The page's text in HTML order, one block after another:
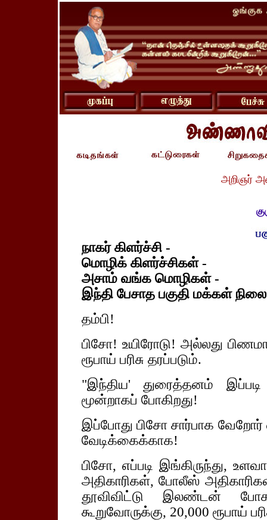
அறிஞர்
நாகர் கிளர்ச்சி -
மொழிக் கிளர்ச்சிகள் -
அசாம் வங்க மொழிகள் -
இந்தி பேசாத பகுதி மக்கள் நிலை
தம்பி!
பிசோ! உயிரோடு! அல்லது
ரூபாய் பரிசு தரப்படும்.
"இந்திய' துரைத்தனம்
மூன்றாகப் போகிறது!
இப்போது பிசோ சார்பாக
வேடிக்கைக்காக!
பிசோ, எப்படி இங்கிருந்து,
அதிகாரிகள், போலீஸ்
தூவிவிட்டு இலண்டன்
கூறுவோருக்கு, 20,000 ரூபாய்